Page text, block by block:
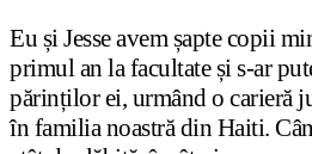
Eu și Jesse avem șapte copii
primul an la facultate și s-ar
părinților ei, urmând o carieră
în familia noastră din Haiti.